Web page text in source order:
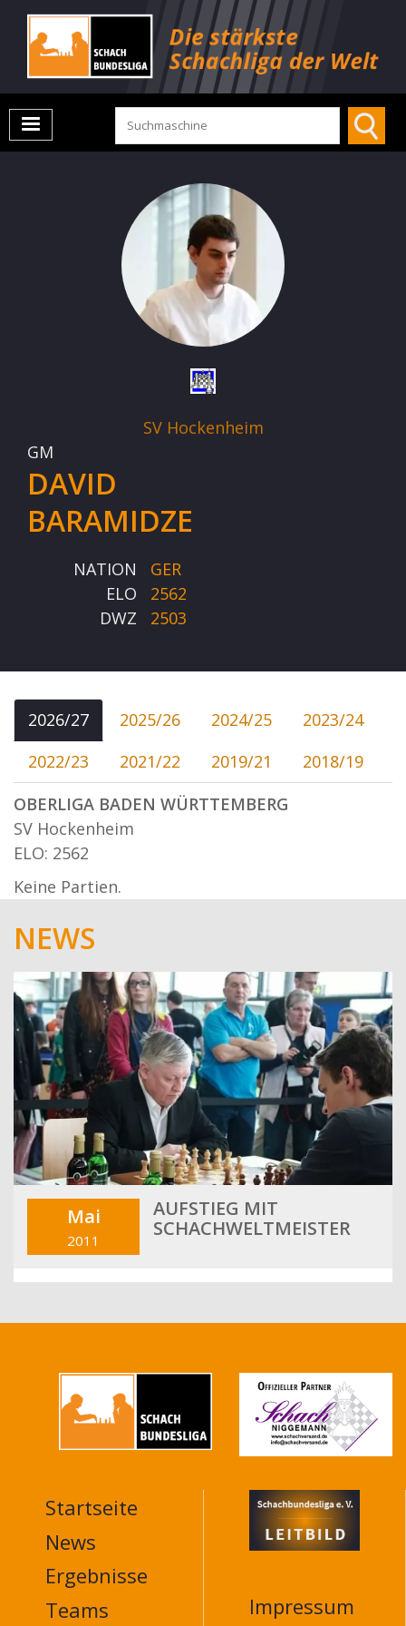
SV Hockenheim
GM
DAVID
BARAMIDZE
NATION
GER
ELO
2562
DWZ
2503
2026/27 2025/26 2024/25
2023/24
2022/23
2021/22 2019/21
2018/19
OBERLIGA BADEN WÜRTTEMBERG
SV Hockenheim
ELO: 2562
Keine Partien.
NEWS
Mai
2011
AUFSTIEG MIT
SCHACHWELTMEISTER
MAIN
NAVIGATION
FOOTER
Startseite
News
Ergebnisse
Teams
Impressum